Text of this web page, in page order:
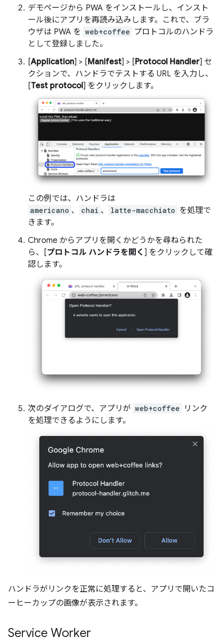
デモページから PWA をインストールし、インスト
ール後にアプリを再読み込みします。これで、ブラ
ウザは PWA を web+coffee プロトコルのハンドラ
として登録しました。
[Application] > [Manifest] > [Protocol Handler] セ
クションで、ハンドラでテストする URL を入力し、
[Test protocol] をクリックします。
この例では、ハンドラは
americano 、 chai 、 latte-macchiato を処理で
きます。
Chrome からアプリを開くかどうかを尋ねられた
ら、[プロトコル ハンドラを開く ] をクリックして確
認します。
次のダイアログで、アプリが web+coffee
リンク
を処理できるようにします。
ハンドラがリンクを正常に処理すると、アプリで開いたコ
ーヒーカップの画像が表示されます。
Service Worker